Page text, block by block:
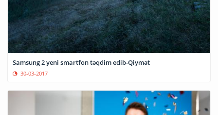
Samsung 2 yeni smartfon təqdim edib-Qiymət
30-03-2017